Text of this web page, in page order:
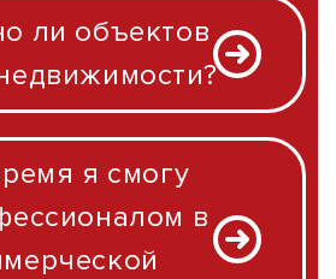
ли объектов
я смогу
в